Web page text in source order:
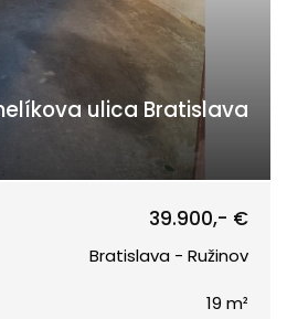
ulica Bratislava
39.900,- €
Bratislava - Ružinov
19 m²